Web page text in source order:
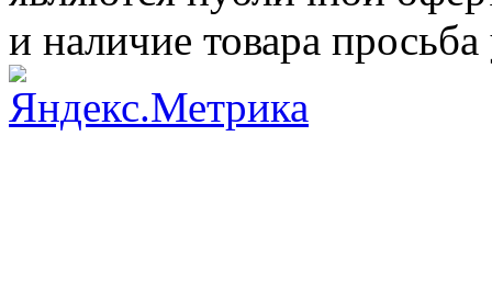
и наличие товара